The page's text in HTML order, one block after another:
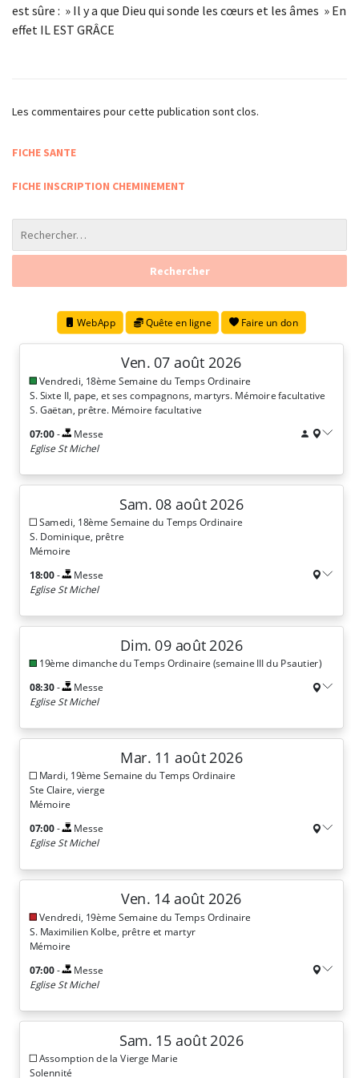
est sûre : » Il y a que Dieu qui sonde les cœurs et les âmes » En
effet IL EST GRÂCE
Les commentaires pour cette publication sont clos.
FICHE SANTE
FICHE INSCRIPTION CHEMINEMENT